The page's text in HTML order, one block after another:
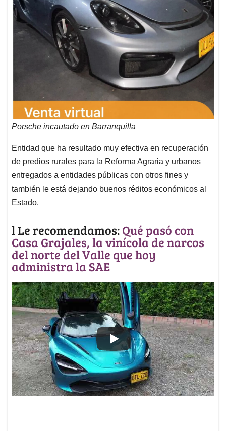
Porsche incautado en Barranquilla
Entidad que ha resultado muy efectiva en recuperación
de predios rurales para la Reforma Agraria y urbanos
entregados a entidades públicas con otros fines y
también le está dejando buenos réditos económicos al
Estado.
l Le recomendamos:Qué pasó con
Casa Grajales, la vinícola de narcos
del norte del Valle que hoy
administra la SAE